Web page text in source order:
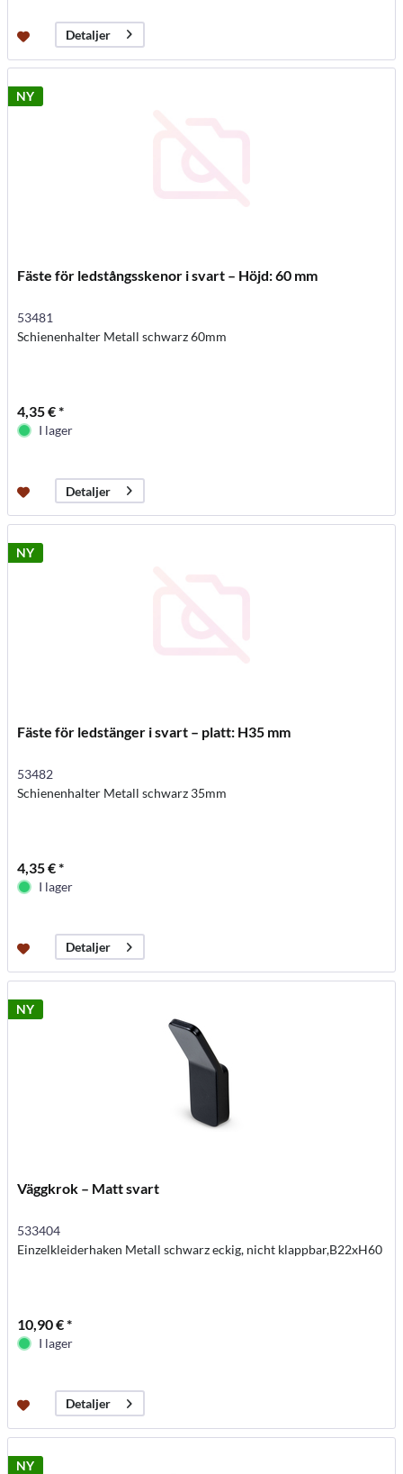
Detaljer
NY
Fäste för ledstångsskenor i svart – Höjd: 60 mm
53481
Schienenhalter Metall schwarz 60mm
4,35 € *
I lager
Detaljer
NY
Fäste för ledstänger i svart – platt: H35 mm
53482
Schienenhalter Metall schwarz 35mm
4,35 € *
I lager
Detaljer
NY
Väggkrok – Matt svart
533404
Einzelkleiderhaken Metall schwarz eckig, nicht klappbar,B22xH60
10,90 € *
I lager
Detaljer
NY